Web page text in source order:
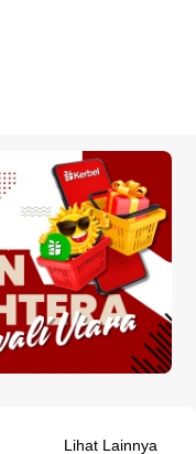
Lihat Lainnya